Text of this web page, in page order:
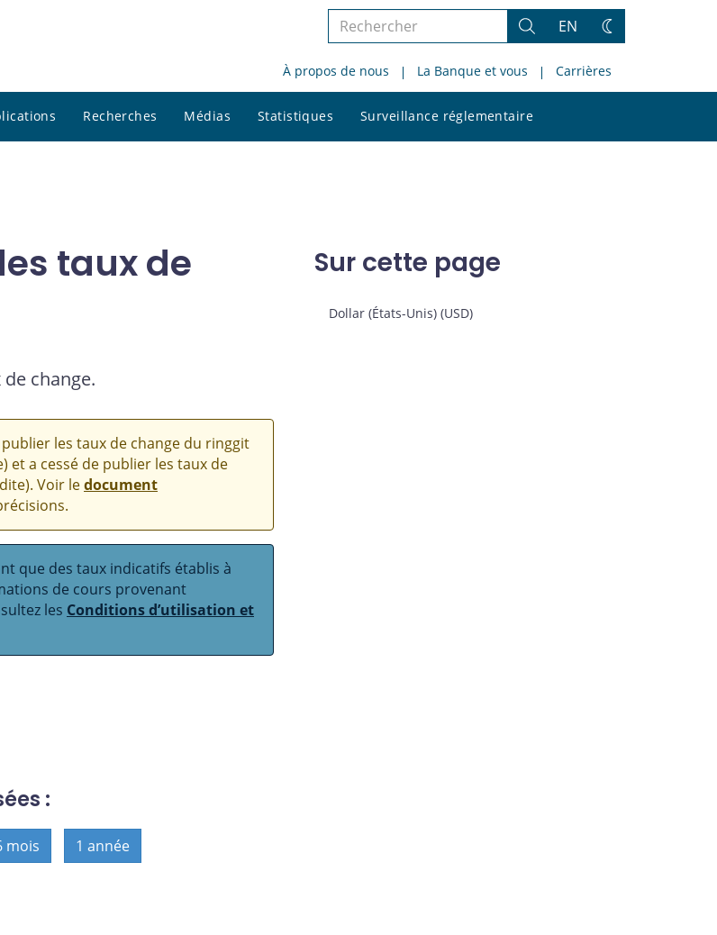
Rechercher
le
site
Rechercher
EN
Changez
thème
À propos de nous La Banque et vous Carrières
Recherches Médias Statistiques Surveillance réglementaire
le
taux de
change.
les taux de change du ringgit
et a cessé de publier les taux de
Voir ledocument
que des taux indicatifs établis à
de cours provenant
les Conditions d’utilisation et
:
mois 1 année
Sur cette page
Dollar (États-Unis) (USD)